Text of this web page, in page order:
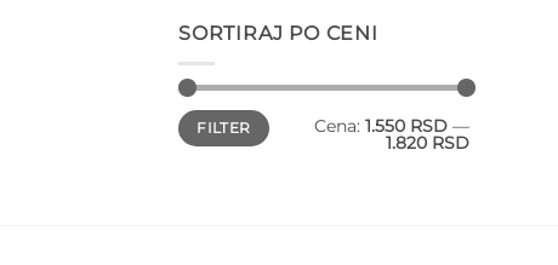
SORTIRAJ PO CENI
Minimalna
cena
Maksimalna
cenaFILTER Cena: 1.550 RSD —
1.820 RSD